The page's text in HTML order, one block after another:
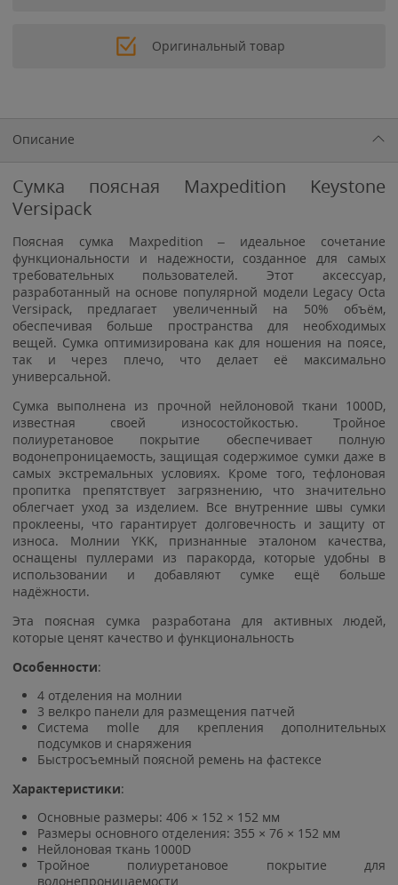
Оригинальный товар
Описание
Сумка поясная Maxpedition Keystone
Versipack
Поясная сумка Maxpedition – идеальное сочетание
функциональности и надежности, созданное для самых
требовательных пользователей. Этот аксессуар,
разработанный на основе популярной модели Legacy Octa
Versipack, предлагает увеличенный на 50% объём,
обеспечивая больше пространства для необходимых
вещей. Сумка оптимизирована как для ношения на поясе,
так и через плечо, что делает её максимально
универсальной.
Сумка выполнена из прочной нейлоновой ткани 1000D,
известная своей износостойкостью. Тройное
полиуретановое покрытие обеспечивает полную
водонепроницаемость, защищая содержимое сумки даже в
самых экстремальных условиях. Кроме того, тефлоновая
пропитка препятствует загрязнению, что значительно
облегчает уход за изделием. Все внутренние швы сумки
проклеены, что гарантирует долговечность и защиту от
износа. Молнии YKK, признанные эталоном качества,
оснащены пуллерами из паракорда, которые удобны в
использовании и добавляют сумке ещё больше
надёжности.
Эта поясная сумка разработана для активных людей,
которые ценят качество и функциональность
Особенности:
4 отделения на молнии
3 велкро панели для размещения патчей
Система molle для крепления дополнительных
подсумков и снаряжения
Быстросъемный поясной ремень на фастексе
Характеристики:
Основные размеры: 406 × 152 × 152 мм
Размеры основного отделения: 355 × 76 × 152 мм
Нейлоновая ткань 1000D
Тройное полиуретановое покрытие для
водонепроницаемости